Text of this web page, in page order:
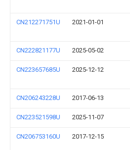
CN212271751U 2021-01-01
CN222821177U 2025-05-02
CN223657685U 2025-12-12
CN206243228U 2017-06-13
CN223521598U 2025-11-07
CN206753160U 2017-12-15